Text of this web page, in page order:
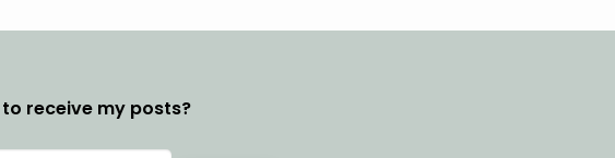
receive my posts?